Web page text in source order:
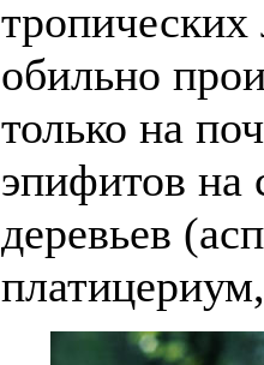
тропических
обильно
только на
эпифитов на
деревьев